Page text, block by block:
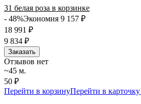
31 белая роза в корзинке
- 48%Экономия 9 157 ₽
18 991 ₽
9 834 ₽
Заказать
Отзывов нет
~45 м.
50 ₽
Перейти в корзинуПерейти в карточку